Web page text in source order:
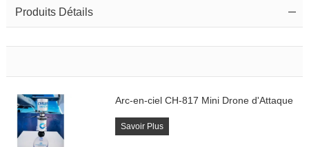
Produits Détails
Arc-en-ciel CH-817 Mini Drone d'Attaque
Savoir Plus